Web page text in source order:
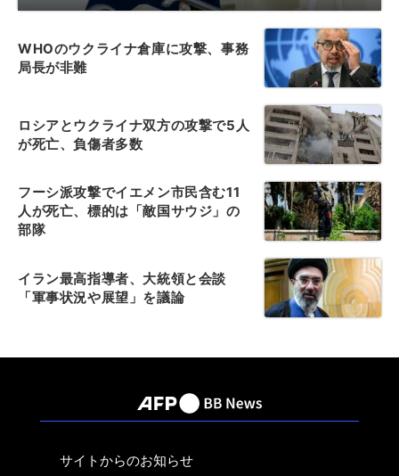
WHOのウクライナ倉庫に攻撃、事務
局長が非難
ロシアとウクライナ双方の攻撃で5人
が死亡、負傷者多数
フーシ派攻撃でイエメン市民含む11
人が死亡、標的は「敵国サウジ」の
部隊
イラン最高指導者、大統領と会談
「軍事状況や展望」を議論
サイトからのお知らせ